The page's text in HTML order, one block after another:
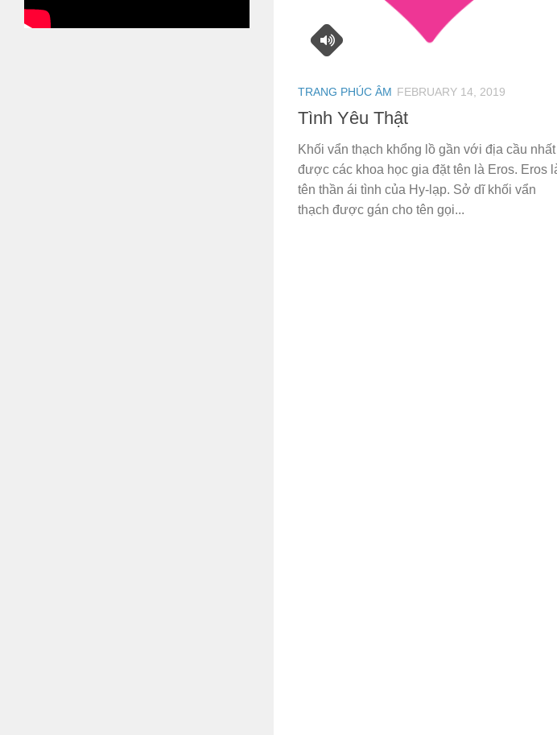
TRANG PHÚC ÂM FEBRUARY 14, 2019
Tình Yêu Thật
Khối vẩn thạch khổng lồ gần với địa cầu nhất
được các khoa học gia đặt tên là Eros. Eros
tên thần ái tình của Hy-lạp. Sở dĩ khối vẩn
thạch được gán cho tên gọi...